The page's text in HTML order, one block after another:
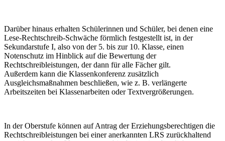
Darüber hinaus erhalten Schülerinnen und Schüler, bei denen eine
Lese-Rechtschreib-Schwäche förmlich festgestellt ist, in der
Sekundarstufe I, also von der 5. bis zur 10. Klasse, einen
Notenschutz im Hinblick auf die Bewertung der
Rechtschreibleistungen, der dann für alle Fächer gilt.
Außerdem kann die Klassenkonferenz zusätzlich
Ausgleichsmaßnahmen beschließen, wie z. B. verlängerte
Arbeitszeiten bei Klassenarbeiten oder Textvergrößerungen.
In der Oberstufe können auf Antrag der Erziehungsberechtigen die
Rechtschreibleistungen bei einer anerkannten LRS zurückhaltend